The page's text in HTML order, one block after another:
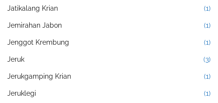
Jatikalang Krian (1)
Jemirahan Jabon (1)
Jenggot Krembung (1)
Jeruk (3)
Jerukgamping Krian (1)
Jeruklegi (1)